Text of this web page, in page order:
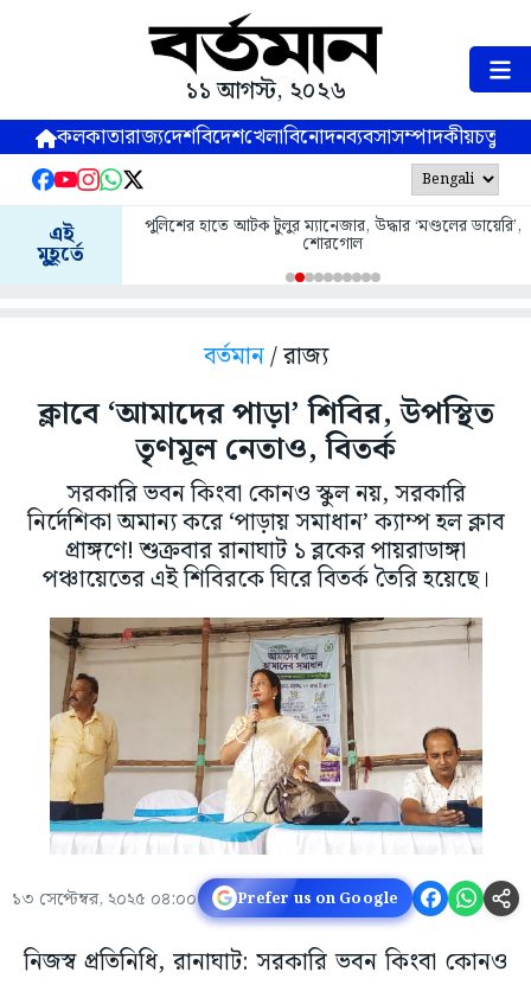
১১ আগস্ট, ২০২৬
কলকাতারাজ্যদেশবিদেশখেলাবিনোদনব্যবসাসম্পাদকীয়
এই
মুহূর্তে
পুলিশের হাতে আটক টুলুর ম্যানেজার, উদ্ধার ‘মণ্ডলের ডায়েরি’,
শোরগোল
বর্তমান/ রাজ্য
‌ক্লাবে ‘আমাদের পাড়া’ শিবির, উপস্থিত
তৃণমূল নেতাও, বিতর্ক
সরকারি ভবন কিংবা কোনও স্কুল নয়, সরকারি
নির্দেশিকা অমান্য করে ‘পাড়ায় সমাধান’ ক্যাম্প হল ক্লাব
প্রাঙ্গণে! শুক্রবার রানাঘাট ১ ব্লকের পায়রাডাঙ্গা
পঞ্চায়েতের এই শিবিরকে ঘিরে বিতর্ক তৈরি হয়েছে।
১৩ সেপ্টেম্বর, ২০২৫ ০৪:০০ Prefer us on Google
নিজস্ব প্রতিনিধি, রানাঘাট: সরকারি ভবন কিংবা কোনও